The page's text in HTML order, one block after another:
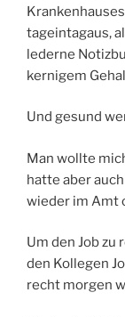
tageintagaus,
lederne
kernigem
Und gesund
Man wollte
hatte aber
wieder im Amt
Um den Job zu
den Kollegen
recht morgen